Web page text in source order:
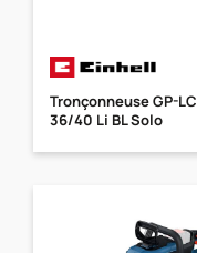
Tronçonneuse GP-LC
36/40 Li BL Solo